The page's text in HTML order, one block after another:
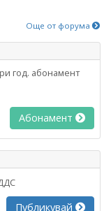
Още от форума
год. абонамент
Абонамент
Публикувай